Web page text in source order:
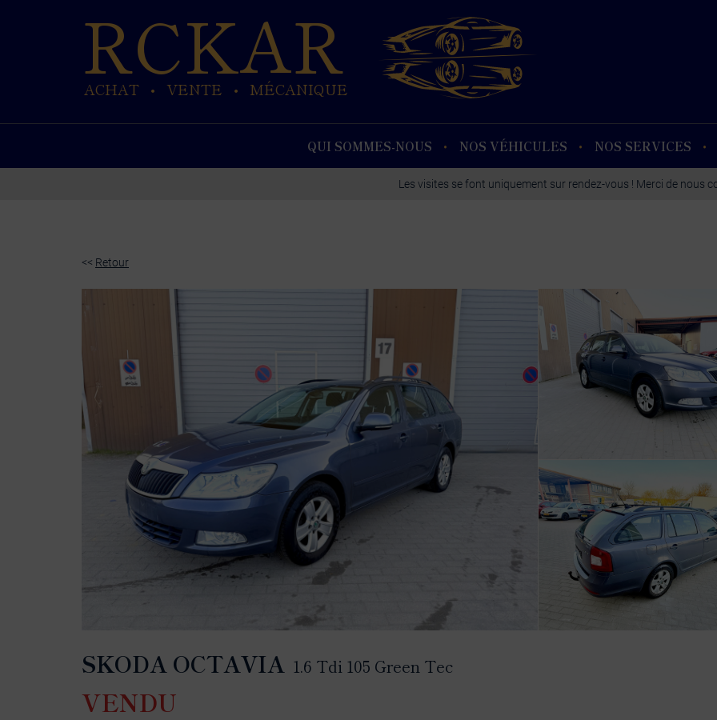
RCKAR
ACHAT • VENTE • MÉCANIQUE
QUI SOMMES-NOUS NOS VÉHICULES NOS SERVICES
Les visites se font uniquement sur rendez-vous ! Merci de nous
<< Retour
SKODA OCTAVIA 1.6 Tdi 105 Green Tec
VENDU